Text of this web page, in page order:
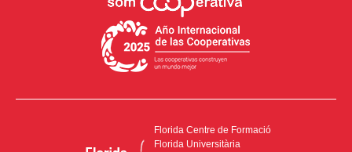
Florida Centre de Formació
Florida Universitària